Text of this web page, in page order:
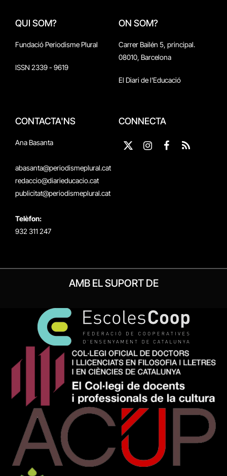
QUI SOM?
Fundació Periodisme Plural
ISSN 2339 - 9619
ON SOM?
Carrer Bailén 5, principal.
08010, Barcelona
El Diari de l'Educació
CONTACTA'NS
Ana Basanta
abasanta@periodismeplural.cat
redaccio@diarieducacio.cat
publicitat@periodismeplural.cat
Telèfon:
932 311 247
CONNECTA
X
Instagram
Facebook
RSS
AMB EL SUPORT DE